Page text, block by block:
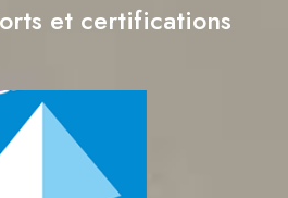
et certifications